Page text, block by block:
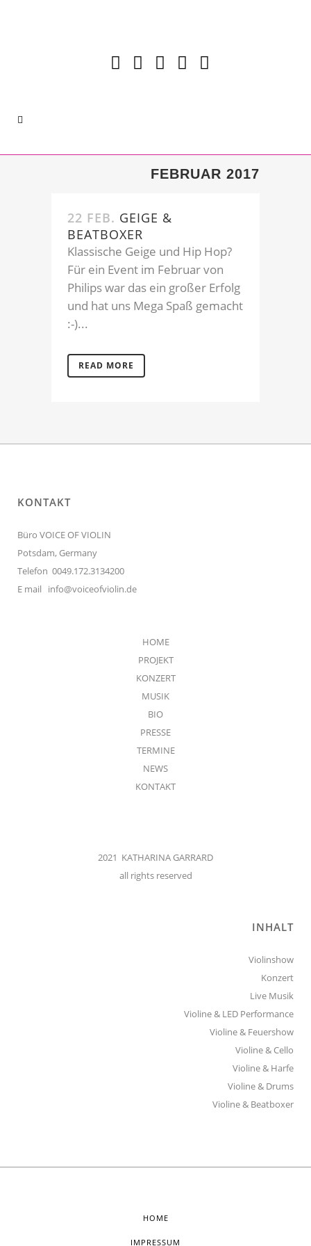
FEBRUAR 2017
22 FEB. GEIGE &
BEATBOXER
Klassische Geige und Hip Hop?
Für ein Event im Februar von
Philips war das ein großer Erfolg
und hat uns Mega Spaß gemacht
:-)...
READ MORE
KONTAKT
Büro VOICE OF VIOLIN
Potsdam, Germany
Telefon 0049.172.3134200
E mail info@voiceofviolin.de
HOME
PROJEKT
KONZERT
MUSIK
BIO
PRESSE
TERMINE
NEWS
KONTAKT
2021 KATHARINA GARRARD
all rights reserved
INHALT
Violinshow
Konzert
Live Musik
Violine & LED Performance
Violine & Feuershow
Violine & Cello
Violine & Harfe
Violine & Drums
Violine & Beatboxer
HOME
IMPRESSUM